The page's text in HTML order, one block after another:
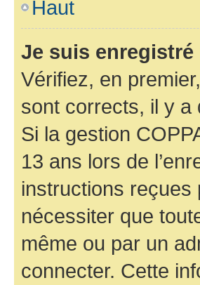
Haut
Je suis
Vérifiez, en
sont corrects, il y a
Si la gestion
13 ans lors de
instructions reçues
nécessiter que
même ou par un
connecter. Cette